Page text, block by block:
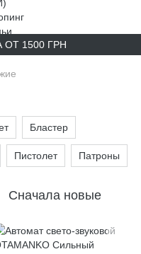
1500 ГРН
Бластер
Пистолет Патроны
Сначала новые